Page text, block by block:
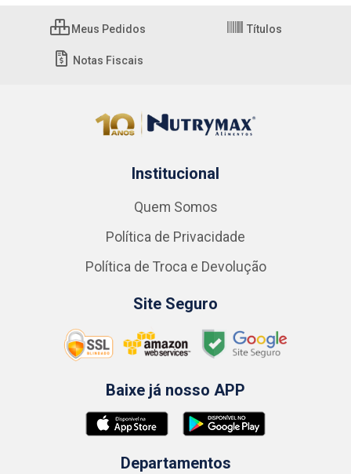
Meus Pedidos Títulos
Notas Fiscais
Institucional
Quem Somos
Política de Privacidade
Política de Troca e Devolução
Site Seguro
Baixe já nosso APP
Departamentos